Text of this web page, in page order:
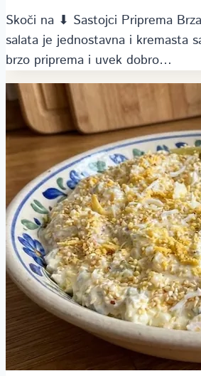
Skoči na ⬇ Sastojci Priprema
salata je jednostavna i kremasta
brzo priprema i uvek dobro…